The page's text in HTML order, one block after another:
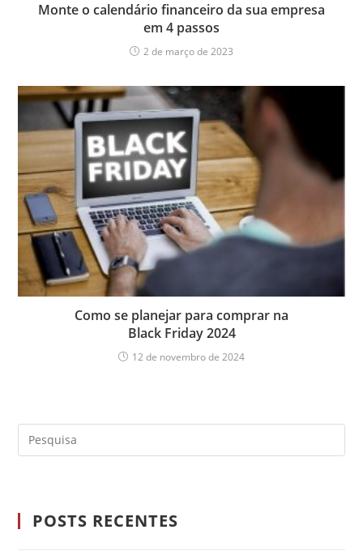
Monte o calendário financeiro da sua empresa
em 4 passos
2 de março de 2023
Como se planejar para comprar na
Black Friday 2024
12 de novembro de 2024
POSTS RECENTES